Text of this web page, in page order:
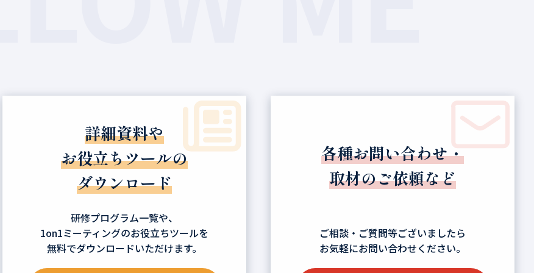
詳細資料や
お役立ちツールの
ダウンロード
研修プログラム一覧や、
1on1ミーティングのお役立ちツールを
無料でダウンロードいただけます。
各種お問い合わせ・
取材のご依頼など
ご相談・ご質問等ございましたら
お気軽にお問い合わせください。